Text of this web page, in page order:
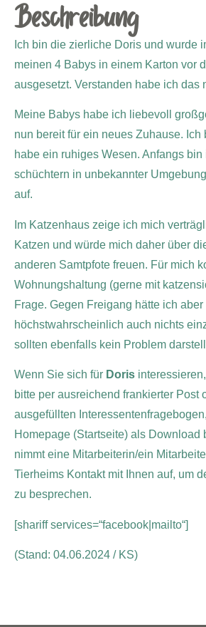
Beschreibung
Ich bin die zierliche Doris und wurde
meinen 4 Babys in einem Karton vor
ausgesetzt. Verstanden habe ich das
Meine Babys habe ich liebevoll
nun bereit für ein neues Zuhause. Ich
habe ein ruhiges Wesen. Anfangs bin
schüchtern in unbekannter
auf.
Im Katzenhaus zeige ich mich
Katzen und würde mich daher über
anderen Samtpfote freuen. Für mich
Wohnungshaltung (gerne mit
Frage. Gegen Freigang hätte ich aber
höchstwahrscheinlich auch nichts
sollten ebenfalls kein Problem
Wenn Sie sich für Doris
bitte per ausreichend frankierter Post
ausgefüllten
Homepage (Startseite) als Download
nimmt eine Mitarbeiterin/ein
Tierheims Kontakt mit Ihnen auf, um
zu besprechen.
[shariff services=“facebook|mailto“]
(Stand: 04.06.2024 / KS)